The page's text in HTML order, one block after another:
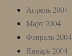
Апрель 2004
Март 2004
Февраль 2004
Январь 2004